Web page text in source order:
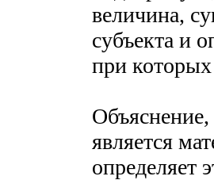
величина,
субъекта и
при
является
определяет